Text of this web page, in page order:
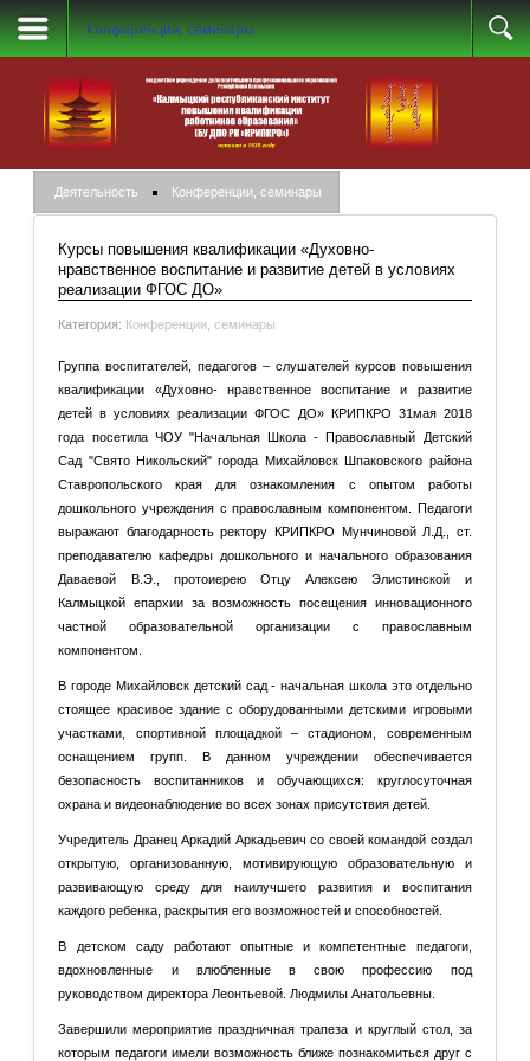
Конференции, семинары
Деятельность Конференции, семинары
Курсы повышения квалификации «Духовно-
нравственное воспитание и развитие детей в условиях
реализации ФГОС ДО»
Категория: Конференции, семинары
Группа воспитателей, педагогов – слушателей курсов повышения
квалификации «Духовно- нравственное воспитание и развитие
детей в условиях реализации ФГОС ДО» КРИПКРО 31мая 2018
года посетила ЧОУ "Начальная Школа - Православный Детский
Сад "Свято Никольский" города Михайловск Шпаковского района
Ставропольского края для ознакомления с опытом работы
дошкольного учреждения с православным компонентом. Педагоги
выражают благодарность ректору КРИПКРО Мунчиновой Л.Д., ст.
преподавателю кафедры дошкольного и начального образования
Даваевой В.Э., протоиерею Отцу Алексею Элистинской и
Калмыцкой епархии за возможность посещения инновационного
частной образовательной организации с православным
компонентом.
В городе Михайловск детский сад - начальная школа это отдельно
стоящее красивое здание с оборудованными детскими игровыми
участками, спортивной площадкой – стадионом, современным
оснащением групп. В данном учреждении обеспечивается
безопасность воспитанников и обучающихся: круглосуточная
охрана и видеонаблюдение во всех зонах присутствия детей.
Учредитель Дранец Аркадий Аркадьевич со своей командой создал
открытую, организованную, мотивирующую образовательную и
развивающую среду для наилучшего развития и воспитания
каждого ребенка, раскрытия его возможностей и способностей.
В детском саду работают опытные и компетентные педагоги,
вдохновленные и влюбленные в свою профессию под
руководством директора Леонтьевой. Людмилы Анатольевны.
Завершили мероприятие праздничная трапеза и круглый стол, за
которым педагоги имели возможность ближе познакомиться друг с